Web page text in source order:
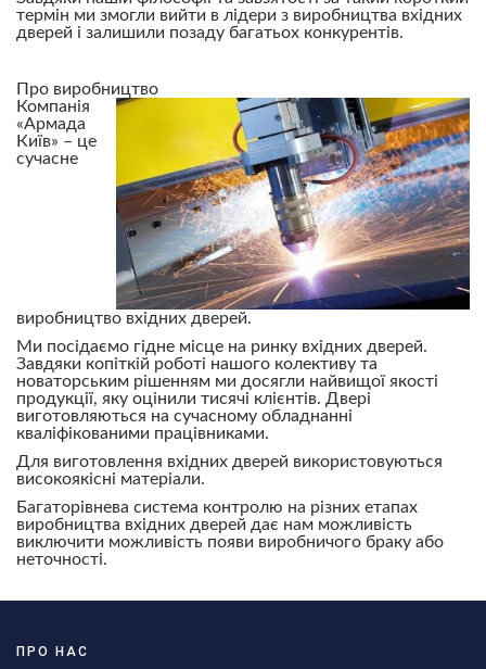
термін ми змогли вийти в лідери з виробництва вхідних
дверей і залишили позаду багатьох конкурентів.
Про виробництво
Компанія
«Армада
Київ» – це
сучасне
виробництво вхідних дверей.
Ми посідаємо гідне місце на ринку вхідних дверей.
Завдяки копіткій роботі нашого колективу та
новаторським рішенням ми досягли найвищої якості
продукції, яку оцінили тисячі клієнтів. Двері
виготовляються на сучасному обладнанні
кваліфікованими працівниками.
Для виготовлення вхідних дверей використовуються
високоякісні матеріали.
Багаторівнева система контролю на різних етапах
виробництва вхідних дверей дає нам можливість
виключити можливість появи виробничого браку або
неточності.
ПРО НАС